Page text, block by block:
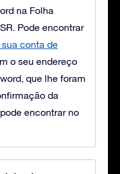
na Folha
Pode encontrar
sua conta de
o seu endereço
que lhe foram
da
encontrar no